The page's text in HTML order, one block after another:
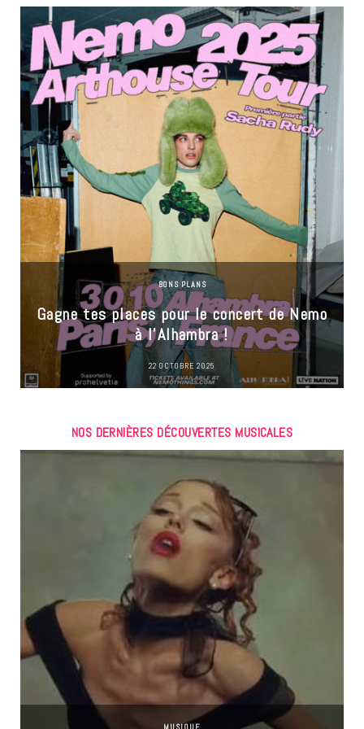
BONS PLANS
Gagne tes places pour le concert de Nemo
à l’Alhambra !
22 OCTOBRE 2025
NOS DERNIÈRES DÉCOUVERTES MUSICALES
MUSIQUE